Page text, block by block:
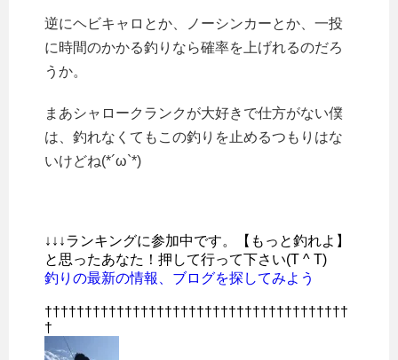
逆にヘビキャロとか、ノーシンカーとか、一投
に時間のかかる釣りなら確率を上げれるのだろ
うか。
まあシャロークランクが大好きで仕方がない僕
は、釣れなくてもこの釣りを止めるつもりはな
いけどね(*´ω`*)
↓↓↓ランキングに参加中です。【もっと釣れよ】
と思ったあなた！押して行って下さい(T ^ T)
釣りの最新の情報、ブログを探してみよう
††††††††††††††††††††††††††††††††††††††
†